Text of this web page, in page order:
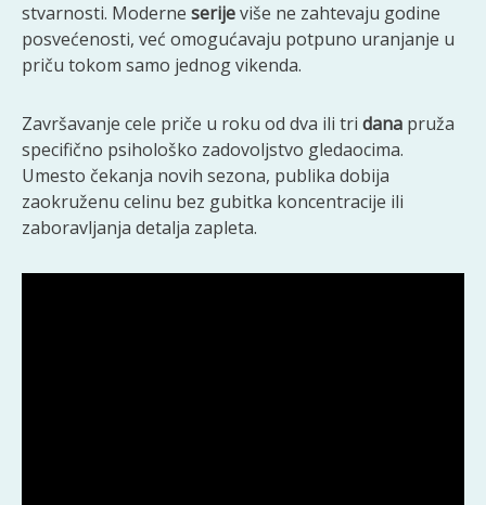
stvarnosti. Moderne serijeviše ne zahtevaju godine
posvećenosti, već omogućavaju potpuno uranjanje u
priču tokom samo jednog vikenda.
Završavanje cele priče u roku od dva ili tri dana pruža
specifično psihološko zadovoljstvo gledaocima.
Umesto čekanja novih sezona, publika dobija
zaokruženu celinu bez gubitka koncentracije ili
zaboravljanja detalja zapleta.